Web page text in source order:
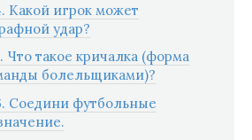
Какой игрок может
удар?
Что такое кричалка (форма
болельщиками)?
Соедини футбольные